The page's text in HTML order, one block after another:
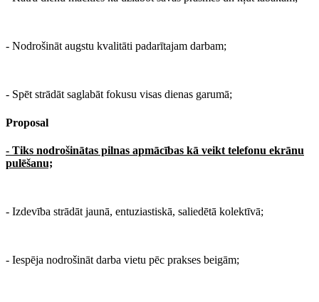
- Nodrošināt augstu kvalitāti padarītajam darbam;
- Spēt strādāt saglabāt fokusu visas dienas garumā;
Proposal
- Tiks nodrošinātas pilnas apmācības kā veikt telefonu ekrānu
pulēšanu;
- Izdevība strādāt jaunā, entuziastiskā, saliedētā kolektīvā;
- Iespēja nodrošināt darba vietu pēc prakses beigām;